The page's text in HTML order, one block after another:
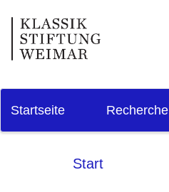
Startseite Recherche
Start